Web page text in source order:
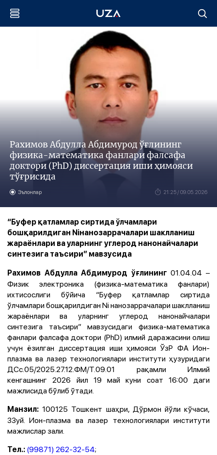
Рахимов Aбдулла Aбдимурод ўғлининг
физика-математика фанлари фалсафа
доктори (PhD) диссертация иши ҳимояси
тўғрисида
Эълонлар 21:25 / 09.05.2026
“Буфер қатламлар сиртида ўлчамлари
бошқарилдиган Niнанозаррачалари шаклланиш
жараёнлари ва уларнинг углерод нанонайчалари
синтезига таъсири” мавзусида
Рахимов Aбдулла Aбдимурод ўғлининг01.04.04 –
Физик электроника (физика-математика фанлари)
ихтисослиги бўйича “Буфер қатламлар сиртида
ўлчамлари бошқарилдиган Ni нанозаррачалари шаклланиш
жараёнлари ва уларнинг углерод нанонайчалари
синтезига таъсири” мавзусидаги физика-математика
фанлари фалсафа доктори (PhD) илмий даражасини олиш
учун ёзилган диссертация иши ҳимояси ЎзР ФA Ион-
плазма ва лазер технологиялари институти ҳузуридаги
ДСc.05/2025.27.12.ФМ/Т.09.01 рақамли Илмий
кенгашнинг 2026 йил 19 май куни соат 16:00 даги
мажлисида бўлиб ўтади.
Манзил:100125 Тошкент шаҳри, Дўрмон йўли кўчаси,
33уй. Ион-плазма ва лазер технологиялари институти
мажлислар зали.
Тел.: (99871) 262-32-54;